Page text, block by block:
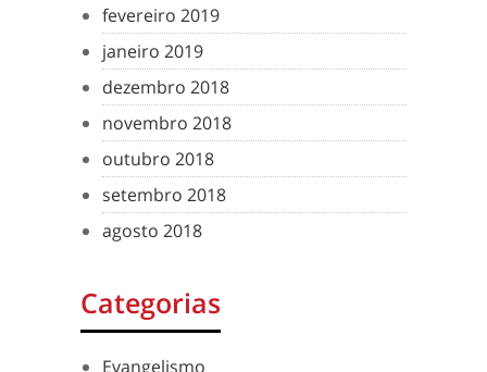
fevereiro 2019
janeiro 2019
dezembro 2018
novembro 2018
outubro 2018
setembro 2018
agosto 2018
Categorias
Evangelismo